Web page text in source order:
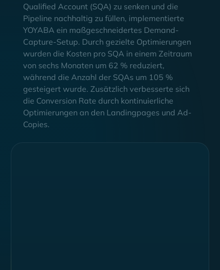
Qualified Account (SQA) zu senken und die
Pipeline nachhaltig zu füllen, implementierte
YOYABA ein maßgeschneidertes Demand-
Capture-Setup. Durch gezielte Optimierungen
wurden die Kosten pro SQA in einem Zeitraum
von sechs Monaten um 62 % reduziert,
während die Anzahl der SQAs um 105 %
gesteigert wurde. Zusätzlich verbesserte sich
die Conversion Rate durch kontinuierliche
Optimierungen an den Landingpages und Ad-
Copies.